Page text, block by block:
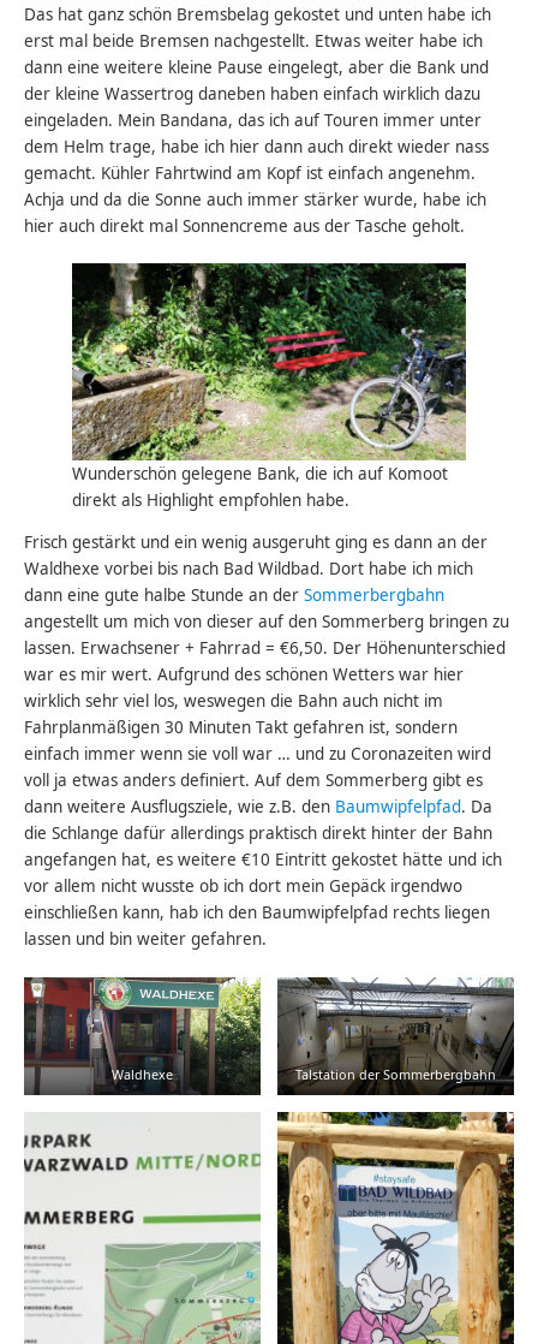
Das hat ganz schön Bremsbelag gekostet und unten habe ich
erst mal beide Bremsen nachgestellt. Etwas weiter habe ich
dann eine weitere kleine Pause eingelegt, aber die Bank und
der kleine Wassertrog daneben haben einfach wirklich dazu
eingeladen. Mein Bandana, das ich auf Touren immer unter
dem Helm trage, habe ich hier dann auch direkt wieder nass
gemacht. Kühler Fahrtwind am Kopf ist einfach angenehm.
Achja und da die Sonne auch immer stärker wurde, habe ich
hier auch direkt mal Sonnencreme aus der Tasche geholt.
Wunderschön gelegene Bank, die ich auf Komoot
direkt als Highlight empfohlen habe.
Frisch gestärkt und ein wenig ausgeruht ging es dann an der
Waldhexe vorbei bis nach Bad Wildbad. Dort habe ich mich
dann eine gute halbe Stunde an derSommerbergbahn
angestellt um mich von dieser auf den Sommerberg bringen zu
lassen. Erwachsener + Fahrrad = €6,50. Der Höhenunterschied
war es mir wert. Aufgrund des schönen Wetters war hier
wirklich sehr viel los, weswegen die Bahn auch nicht im
Fahrplanmäßigen 30 Minuten Takt gefahren ist, sondern
einfach immer wenn sie voll war … und zu Coronazeiten wird
voll ja etwas anders definiert. Auf dem Sommerberg gibt es
dann weitere Ausflugsziele, wie z.B. den Baumwipfelpfad. Da
die Schlange dafür allerdings praktisch direkt hinter der Bahn
angefangen hat, es weitere €10 Eintritt gekostet hätte und ich
vor allem nicht wusste ob ich dort mein Gepäck irgendwo
einschließen kann, hab ich den Baumwipfelpfad rechts liegen
lassen und bin weiter gefahren.
Waldhexe Talstation der Sommerbergbahn